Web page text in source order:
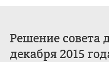
Решение совета
декабря 2015